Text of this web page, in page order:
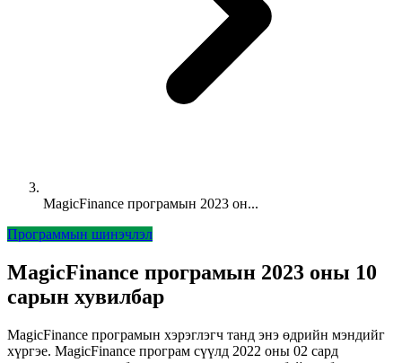
MagicFinance програмын 2023 он...
Программын шинэчлэл
MagicFinance програмын 2023 оны 10
сарын хувилбар
MagicFinance програмын хэрэглэгч танд энэ өдрийн мэндийг
хүргэе. MagicFinance програм сүүлд 2022 оны 02 сард